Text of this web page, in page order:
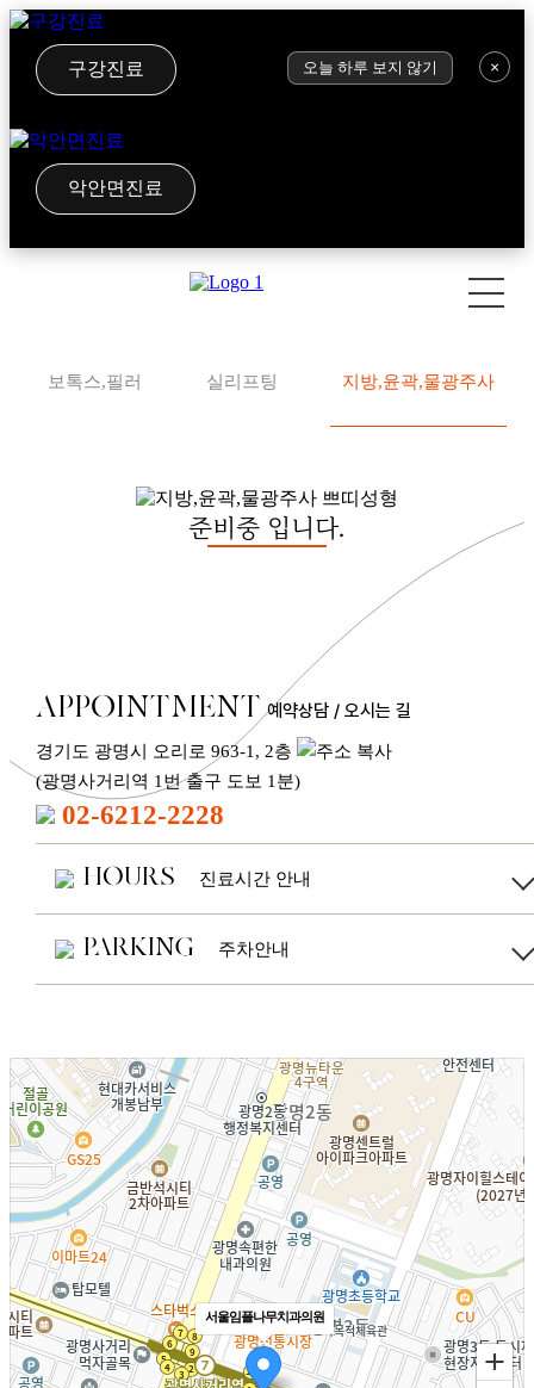
구강진료
악안면진료
×
오늘 하루 보지 않기
보톡스,필러 실리프팅 지방,윤곽,물광주사
준비중 입니다.
APPOINTMENT예약상담 / 오시는 길
경기도 광명시 오리로 963-1, 2층
(광명사거리역 1번 출구 도보 1분)
02-6212-2228
HOURS 진료시간 안내
오전 09:30 - 오후 18:30
월
수
오전 09:30 - 오후 14:00
일요일 및 공휴일 휴진
PARKING 주차안내
서울임플나무치과 사이 골목으로
들어오셔서 20m전방 우회전하면
치과주차장이 있습니다.
서울임플나무치과의원